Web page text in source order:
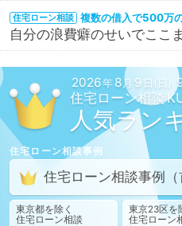
住宅ローン相談 複数の借入で500万
自分の浪費癖のせいでここ
2026年8 月 9 日(日)
住宅ローン相談
人気ラン
住宅ローン相談事例
住宅ローン相談事例
東京都を除く
住宅ローン相談
東京23区を
住宅ローン